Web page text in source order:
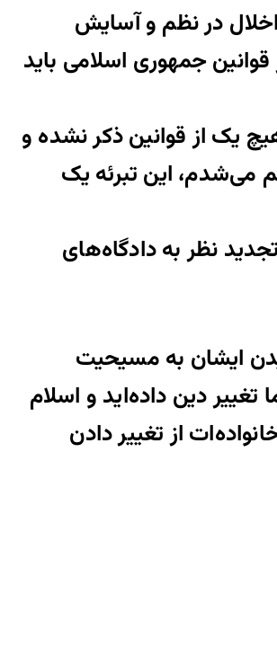
در نظم و آسایش
وجود نداشت. حتی از منظر قوانین جمهوری اسلامی باید
یک از قوانین ذکر نشده و
می‌شدم، این تبرئه یک
نظر به دادگاه‌های
ایشان به مسیحیت
دین داده‌اید و اسلام
از تغییر دادن